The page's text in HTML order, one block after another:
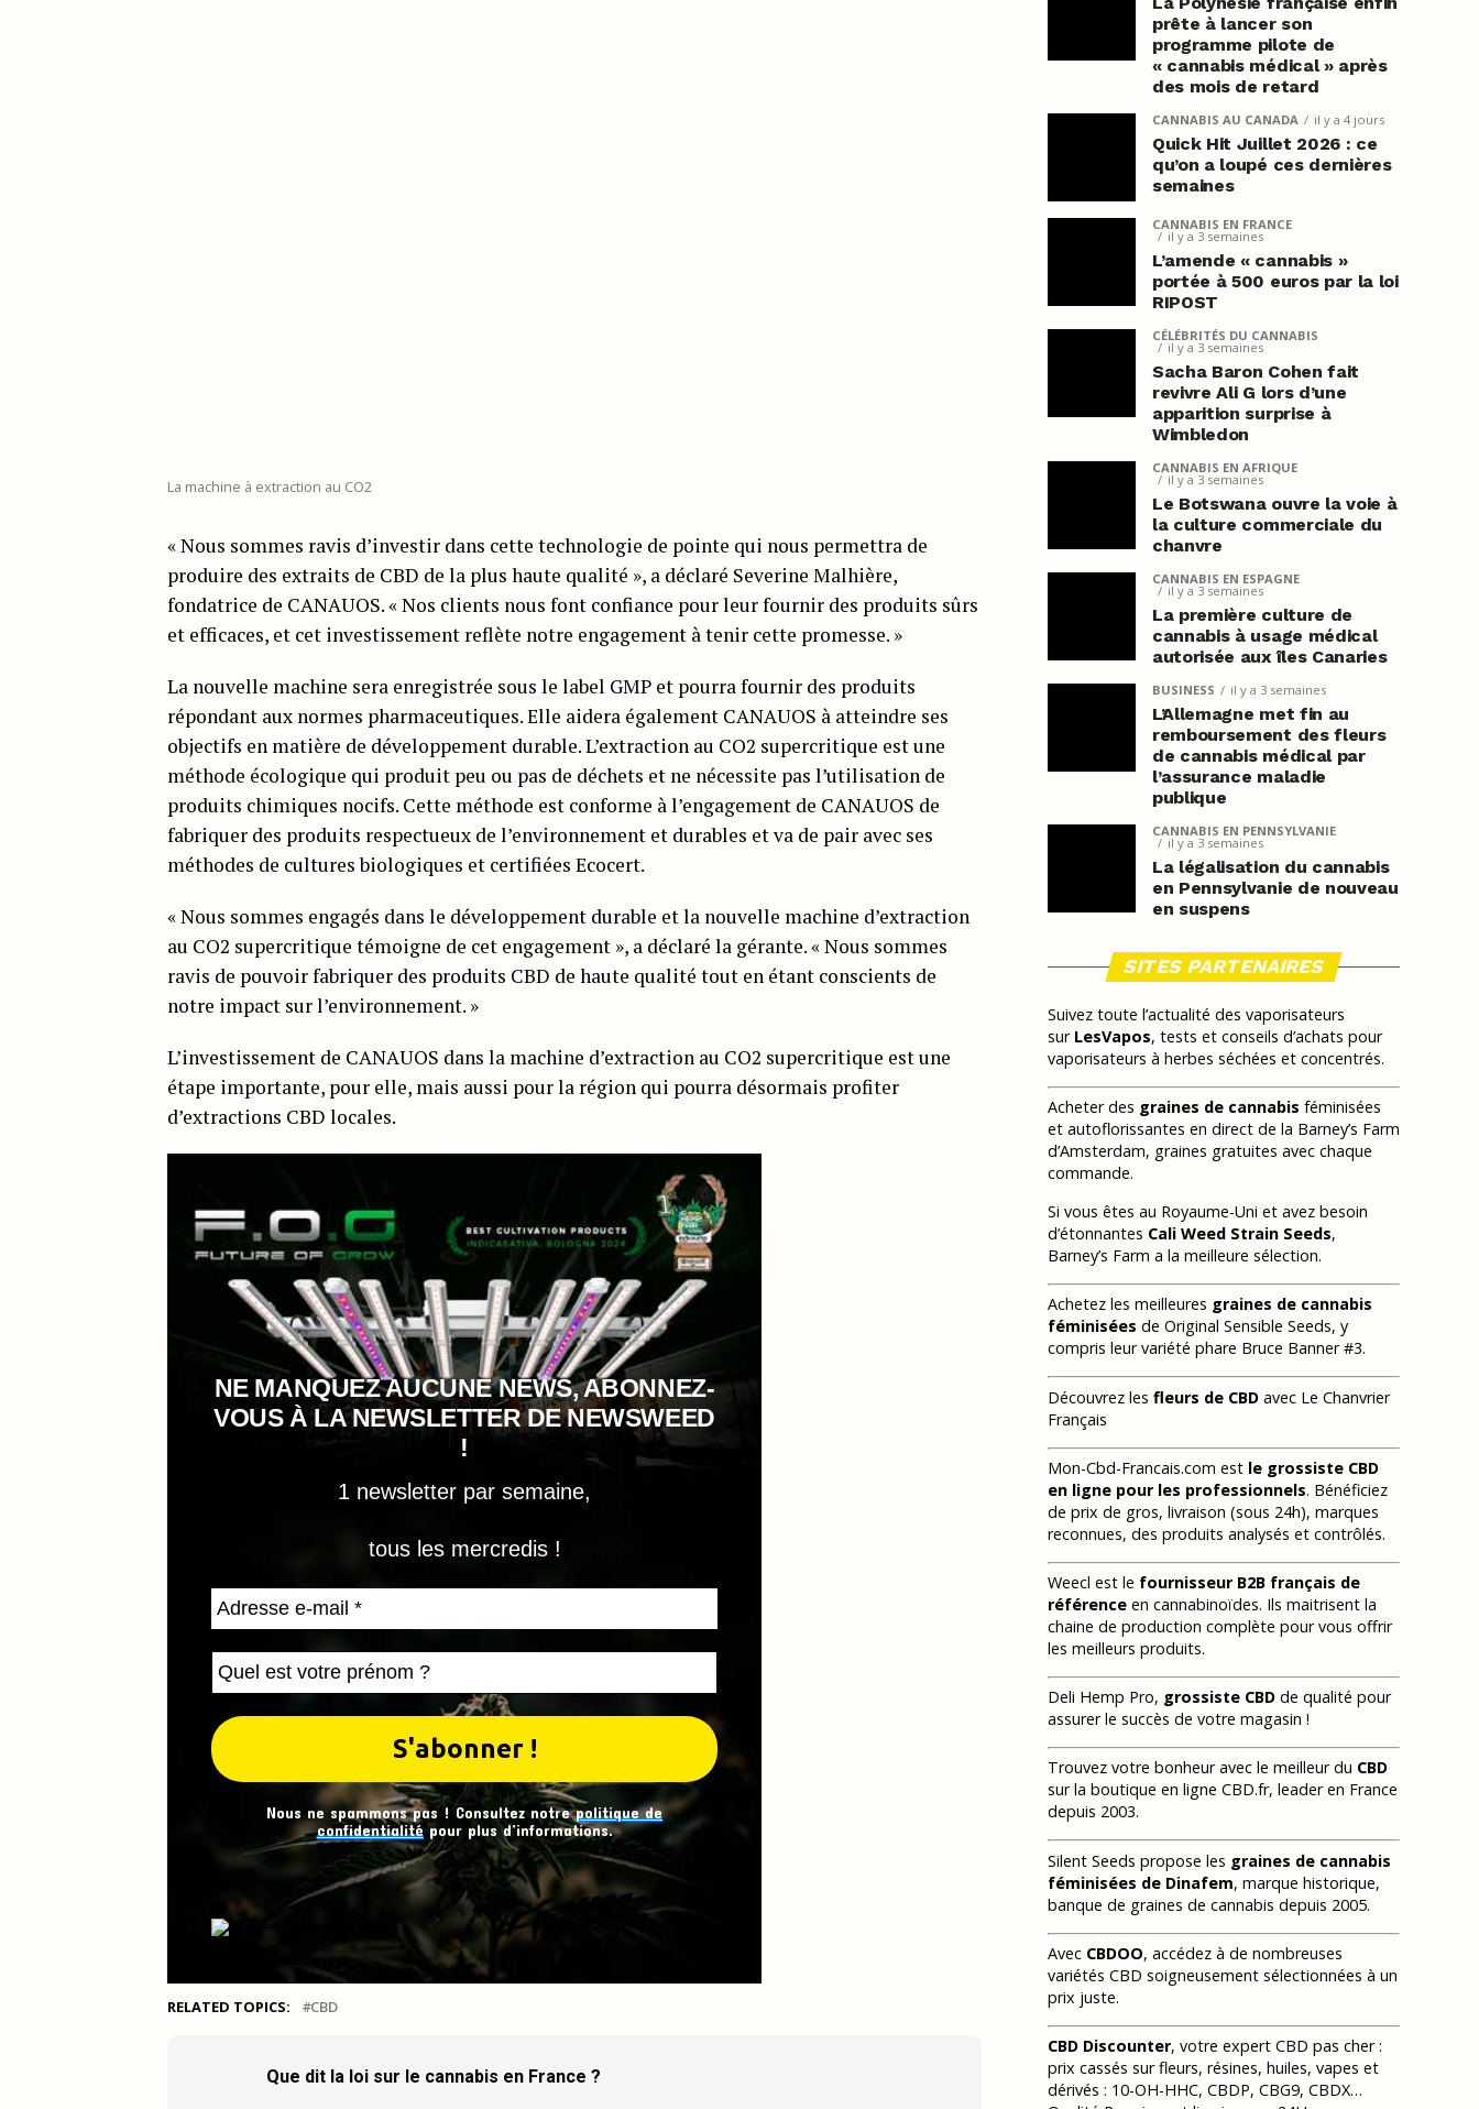
La machine à extraction au CO2
« Nous sommes ravis d’investir dans cette technologie de pointe qui nous permettra de
produire des extraits de CBD de la plus haute qualité », a déclaré Severine Malhière,
fondatrice de CANAUOS. « Nos clients nous font confiance pour leur fournir des produits sûrs
et efficaces, et cet investissement reflète notre engagement à tenir cette promesse. »
La nouvelle machine sera enregistrée sous le label GMP et pourra fournir des produits
répondant aux normes pharmaceutiques. Elle aidera également CANAUOS à atteindre ses
objectifs en matière de développement durable. L’extraction au CO2 supercritique est une
méthode écologique qui produit peu ou pas de déchets et ne nécessite pas l’utilisation de
produits chimiques nocifs. Cette méthode est conforme à l’engagement de CANAUOS de
fabriquer des produits respectueux de l’environnement et durables et va de pair avec ses
méthodes de cultures biologiques et certifiées Ecocert.
« Nous sommes engagés dans le développement durable et la nouvelle machine d’extraction
au CO2 supercritique témoigne de cet engagement », a déclaré la gérante. « Nous sommes
ravis de pouvoir fabriquer des produits CBD de haute qualité tout en étant conscients de
notre impact sur l’environnement. »
L’investissement de CANAUOS dans la machine d’extraction au CO2 supercritique est une
étape importante, pour elle, mais aussi pour la région qui pourra désormais profiter
d’extractions CBD locales.
NE MANQUEZ AUCUNE NEWS, ABONNEZ-
VOUS À LA NEWSLETTER DE NEWSWEED
!
1 newsletter par semaine,
tous les mercredis !
Nous ne spammons pas ! Consultez notrepolitique de
confidentialitépour plus d’informations.
RELATED TOPICS: CBD
Que dit la loi sur le cannabis en France ?
prête à lancer son
programme pilote de
« cannabis médical » après
des mois de retard
CANNABIS AU CANADA il y a 4 jours
Quick Hit Juillet 2026 : ce
qu’on a loupé ces dernières
semaines
CANNABIS EN FRANCE
il y a 3 semaines
L’amende « cannabis »
portée à 500 euros par la loi
RIPOST
CÉLÉBRITÉS DU CANNABIS
il y a 3 semaines
Sacha Baron Cohen fait
revivre Ali G lors d’une
apparition surprise à
Wimbledon
CANNABIS EN AFRIQUE
il y a 3 semaines
Le Botswana ouvre la voie à
la culture commerciale du
chanvre
CANNABIS EN ESPAGNE
il y a 3 semaines
La première culture de
cannabis à usage médical
autorisée aux îles Canaries
BUSINESS il y a 3 semaines
L’Allemagne met fin au
remboursement des fleurs
de cannabis médical par
l’assurance maladie
publique
CANNABIS EN PENNSYLVANIE
il y a 3 semaines
La légalisation du cannabis
en Pennsylvanie de nouveau
en suspens
SITES PARTENAIRES
Suivez toute l’actualité des vaporisateurs
sur LesVapos, tests et conseils d’achats pour
vaporisateurs à herbes séchées et concentrés.
Acheter des graines de cannabis féminisées
et autoflorissantes en direct de la Barney’s Farm
d’Amsterdam, graines gratuites avec chaque
commande.
Si vous êtes au Royaume-Uni et avez besoin
d’étonnantes Cali Weed Strain Seeds,
Barney’s Farm a la meilleure sélection.
Achetez les meilleures graines de cannabis
féminisées de Original Sensible Seeds, y
compris leur variété phare Bruce Banner #3.
Découvrez les fleurs de CBD avec Le Chanvrier
Français
Mon-Cbd-Francais.com est le grossiste CBD
en ligne pour les professionnels. Bénéficiez
de prix de gros, livraison (sous 24h), marques
reconnues, des produits analysés et contrôlés.
Weecl est le fournisseur B2B français de
référence en cannabinoïdes. Ils maitrisent la
chaine de production complète pour vous offrir
les meilleurs produits.
Deli Hemp Pro, grossiste CBD de qualité pour
assurer le succès de votre magasin !
Trouvez votre bonheur avec le meilleur du CBD
sur la boutique en ligne CBD.fr, leader en France
depuis 2003.
Silent Seeds propose les graines de cannabis
féminisées de Dinafem, marque historique,
banque de graines de cannabis depuis 2005.
Avec CBDOO, accédez à de nombreuses
variétés CBD soigneusement sélectionnées à un
prix juste.
CBD Discounter, votre expert CBD pas cher :
prix cassés sur fleurs, résines, huiles, vapes et
dérivés : 10-OH-HHC, CBDP, CBG9, CBDX…